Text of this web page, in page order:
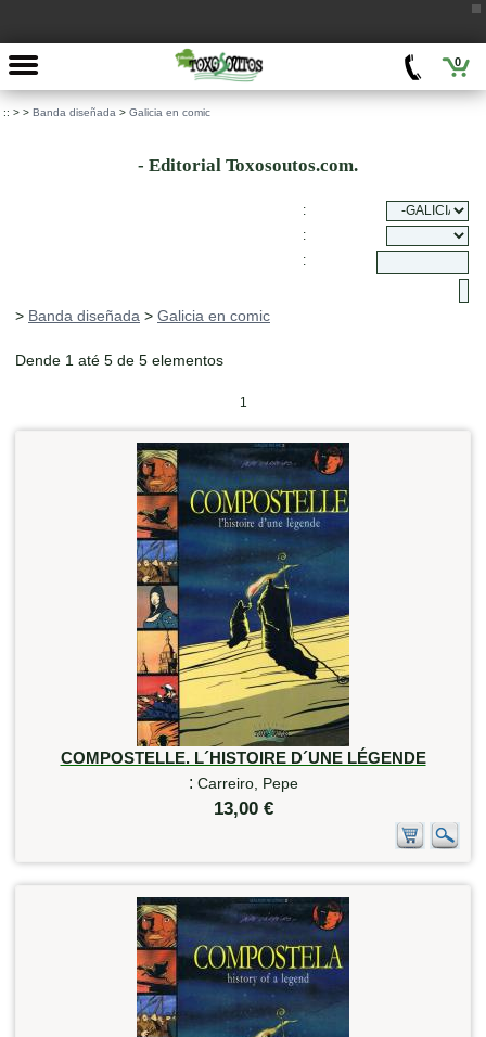
0
:: > > Banda diseñada > Galicia en comic
- Editorial Toxosoutos.com.
:
:
:
> Banda diseñada > Galicia en comic
Dende 1 até 5 de 5 elementos
1
COMPOSTELLE. L´HISTOIRE D´UNE LÉGENDE
: Carreiro, Pepe
13,00 €